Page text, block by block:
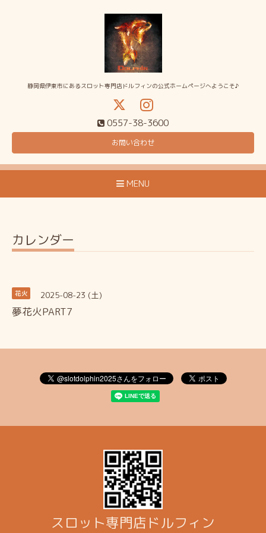
静岡県伊東市にあるスロット専門店ドルフィンの公式ホームページへようこそ♪
0557-38-3600
お問い合わせ
MENU
カレンダー
花火 2025-08-23 (土)
夢花火PART7
スロット専門店ドルフィン